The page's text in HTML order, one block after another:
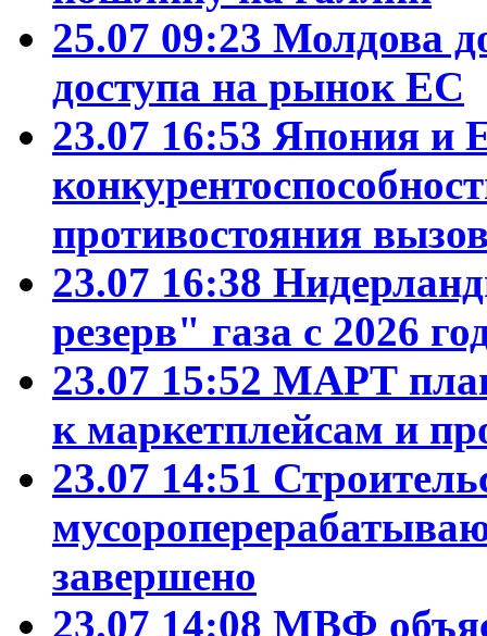
25.07 09:23 Молдова
доступа на рынок ЕС
23.07 16:53 Япония и
противостояния
23.07 16:38
резерв" газа с 2026
23.07 15:52 МАРТ
к маркетплейсам и
23.07 14:51
завершено
23.07 14:08 МВФ